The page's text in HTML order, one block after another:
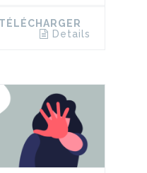
TÉLÉCHARGER
Details